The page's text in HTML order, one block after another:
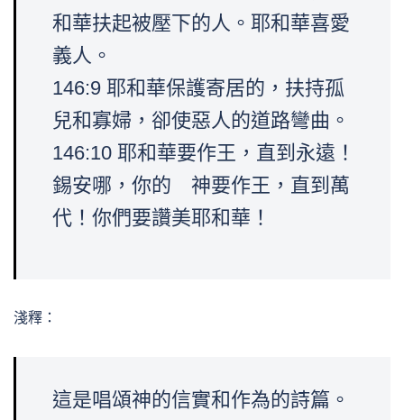
和華扶起被壓下的人。耶和華喜愛
義人。
146:9 耶和華保護寄居的，扶持孤
兒和寡婦，卻使惡人的道路彎曲。
146:10 耶和華要作王，直到永遠！
錫安哪，你的 神要作王，直到萬
代！你們要讚美耶和華！
淺釋：
這是唱頌神的信實和作為的詩篇。